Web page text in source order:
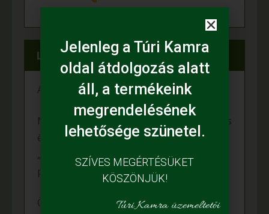
Legfrissebb híreink
A fiataloké a jövő
Mihalina Máté pàlyàzatot nyert a Kulturàlis
ès Innovàciós Minisztèrium àltal kiîrt
„Nemzet Fiatal Tehetsègeièrt Ösztöndîj”
programon
Örömünnep a Fehér tanyán
Jelenleg a Túri Kamra
oldal átdolgozás alatt
áll, a termékeink
megrendelésének
lehetősége szünetel.
SZÍVES MEGÉRTÉSÜKET
KÖSZÖNJÜK!
Túri Kamra üzemeltetői